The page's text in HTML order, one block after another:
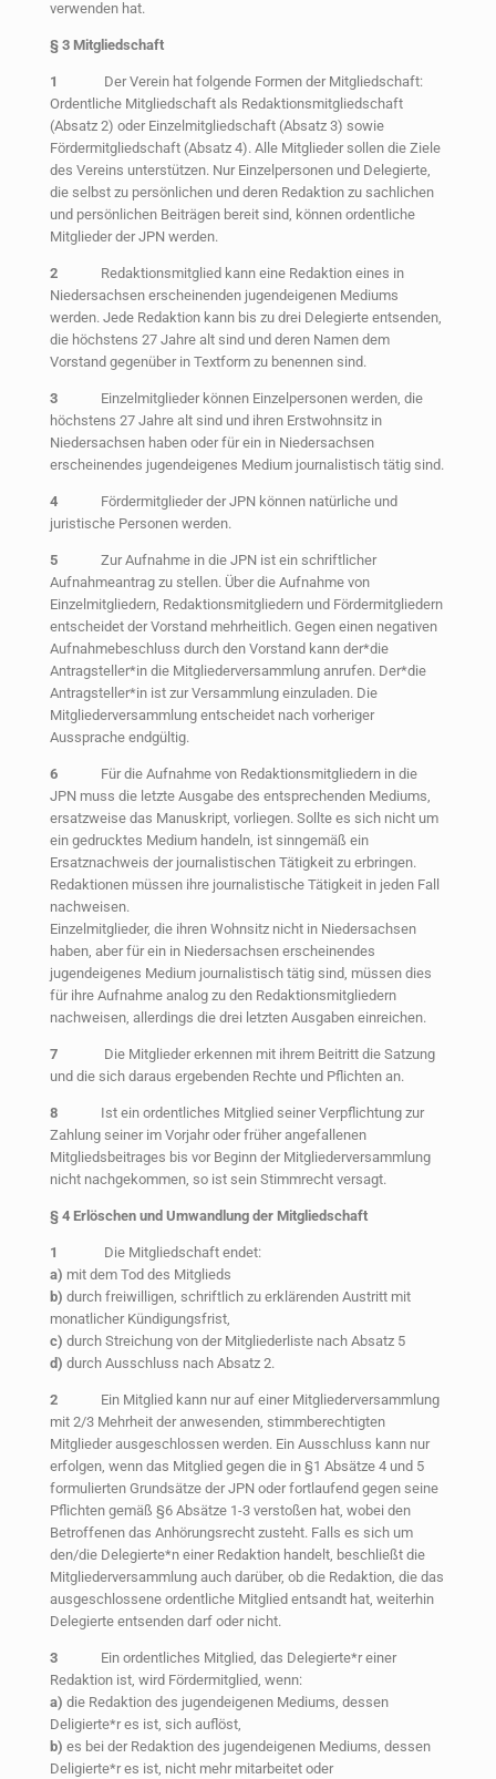
verwenden hat.
§ 3 Mitgliedschaft
1
Der Verein hat folgende Formen der Mitgliedschaft:
Ordentliche Mitgliedschaft als Redaktionsmitgliedschaft
(Absatz 2) oder Einzelmitgliedschaft (Absatz 3) sowie
Fördermitgliedschaft (Absatz 4). Alle Mitglieder sollen die Ziele
des Vereins unterstützen. Nur Einzelpersonen und Delegierte,
die selbst zu persönlichen und deren Redaktion zu sachlichen
und persönlichen Beiträgen bereit sind, können ordentliche
Mitglieder der JPN werden.
2 Redaktionsmitglied kann eine Redaktion eines in
Niedersachsen erscheinenden jugendeigenen Mediums
werden. Jede Redaktion kann bis zu drei Delegierte entsenden,
die höchstens 27 Jahre alt sind und deren Namen dem
Vorstand gegenüber in Textform zu benennen sind.
3 Einzelmitglieder können Einzelpersonen werden, die
höchstens 27 Jahre alt sind und ihren Erstwohnsitz in
Niedersachsen haben oder für ein in Niedersachsen
erscheinendes jugendeigenes Medium journalistisch tätig sind.
4 Fördermitglieder der JPN können natürliche und
juristische Personen werden.
5 Zur Aufnahme in die JPN ist ein schriftlicher
Aufnahmeantrag zu stellen. Über die Aufnahme von
Einzelmitgliedern, Redaktionsmitgliedern und Fördermitgliedern
entscheidet der Vorstand mehrheitlich. Gegen einen negativen
Aufnahmebeschluss durch den Vorstand kann der*die
Antragsteller*in die Mitgliederversammlung anrufen. Der*die
Antragsteller*in ist zur Versammlung einzuladen. Die
Mitgliederversammlung entscheidet nach vorheriger
Aussprache endgültig.
6 Für die Aufnahme von Redaktionsmitgliedern in die
JPN muss die letzte Ausgabe des entsprechenden Mediums,
ersatzweise das Manuskript, vorliegen. Sollte es sich nicht um
ein gedrucktes Medium handeln, ist sinngemäß ein
Ersatznachweis der journalistischen Tätigkeit zu erbringen.
Redaktionen müssen ihre journalistische Tätigkeit in jeden Fall
nachweisen.
Einzelmitglieder, die ihren Wohnsitz nicht in Niedersachsen
haben, aber für ein in Niedersachsen erscheinendes
jugendeigenes Medium journalistisch tätig sind, müssen dies
für ihre Aufnahme analog zu den Redaktionsmitgliedern
nachweisen, allerdings die drei letzten Ausgaben einreichen.
7
Die Mitglieder erkennen mit ihrem Beitritt die Satzung
und die sich daraus ergebenden Rechte und Pflichten an.
8 Ist ein ordentliches Mitglied seiner Verpflichtung zur
Zahlung seiner im Vorjahr oder früher angefallenen
Mitgliedsbeitrages bis vor Beginn der Mitgliederversammlung
nicht nachgekommen, so ist sein Stimmrecht versagt.
§ 4 Erlöschen und Umwandlung der Mitgliedschaft
1
Die Mitgliedschaft endet:
a) mit dem Tod des Mitglieds
b) durch freiwilligen, schriftlich zu erklärenden Austritt mit
monatlicher Kündigungsfrist,
c) durch Streichung von der Mitgliederliste nach Absatz 5
d) durch Ausschluss nach Absatz 2.
2 Ein Mitglied kann nur auf einer Mitgliederversammlung
mit 2/3 Mehrheit der anwesenden, stimmberechtigten
Mitglieder ausgeschlossen werden. Ein Ausschluss kann nur
erfolgen, wenn das Mitglied gegen die in §1 Absätze 4 und 5
formulierten Grundsätze der JPN oder fortlaufend gegen seine
Pflichten gemäß §6 Absätze 1-3 verstoßen hat, wobei den
Betroffenen das Anhörungsrecht zusteht. Falls es sich um
den/die Delegierte*n einer Redaktion handelt, beschließt die
Mitgliederversammlung auch darüber, ob die Redaktion, die das
ausgeschlossene ordentliche Mitglied entsandt hat, weiterhin
Delegierte entsenden darf oder nicht.
3 Ein ordentliches Mitglied, das Delegierte*r einer
Redaktion ist, wird Fördermitglied, wenn:
a) die Redaktion des jugendeigenen Mediums, dessen
Deligierte*r es ist, sich auflöst,
b) es bei der Redaktion des jugendeigenen Mediums, dessen
Deligierte*r es ist, nicht mehr mitarbeitet oder